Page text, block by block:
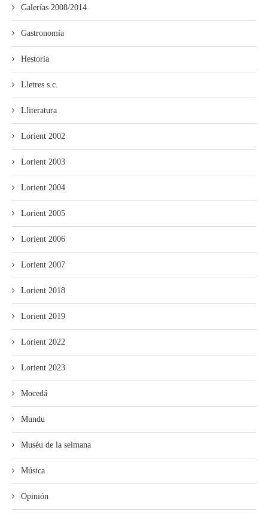
Galerías 2008/2014
Gastronomía
Hestoria
Lletres s.c.
Lliteratura
Lorient 2002
Lorient 2003
Lorient 2004
Lorient 2005
Lorient 2006
Lorient 2007
Lorient 2018
Lorient 2019
Lorient 2022
Lorient 2023
Mocedá
Mundu
Muséu de la selmana
Música
Opinión